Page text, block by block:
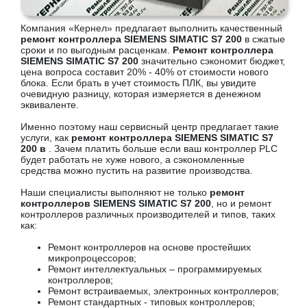
Компания «Кернел» предлагает выполнить качественный
ремонт контроллера SIEMENS SIMATIC S7 200 в сжатые
сроки и по выгодным расценкам. Ремонт контроллера
SIEMENS SIMATIC S7 200 значительно сэкономит бюджет,
цена вопроса составит 20% - 40% от стоимости нового
блока. Если брать в учет стоимость ПЛК, вы увидите
очевидную разницу, которая измеряется в денежном
эквиваленте.
Именно поэтому наш сервисный центр предлагает такие
услуги, как ремонт контроллера SIEMENS SIMATIC S7
200 в
. Зачем платить больше если ваш контроллер PLC
будет работать не хуже нового, а сэкономленные
средства можно пустить на развитие производства.
Наши специалисты выполняют не только ремонт
контроллеров SIEMENS SIMATIC S7 200 , но и ремонт
контроллеров различных производителей и типов, таких
как:
Ремонт контроллеров на основе простейших
микропроцессоров;
Ремонт интеллектуальных – программируемых
контроллеров;
Ремонт встраиваемых, электронных контроллеров;
Ремонт стандартных - типовых контроллеров;